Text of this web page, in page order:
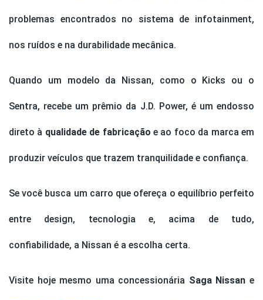
problemas encontrados no sistema de infotainment,
nos ruídos e na durabilidade mecânica.
Quando um modelo da Nissan, como o Kicks ou o
Sentra, recebe um prêmio da J.D. Power, é um endosso
direto à qualidade de fabricaçãoe ao foco da marca em
produzir veículos que trazem tranquilidade e confiança.
Se você busca um carro que ofereça o equilíbrio perfeito
entre design, tecnologia e, acima de tudo,
confiabilidade, a Nissan é a escolha certa.
Visite hoje mesmo uma concessionária Saga Nissan e